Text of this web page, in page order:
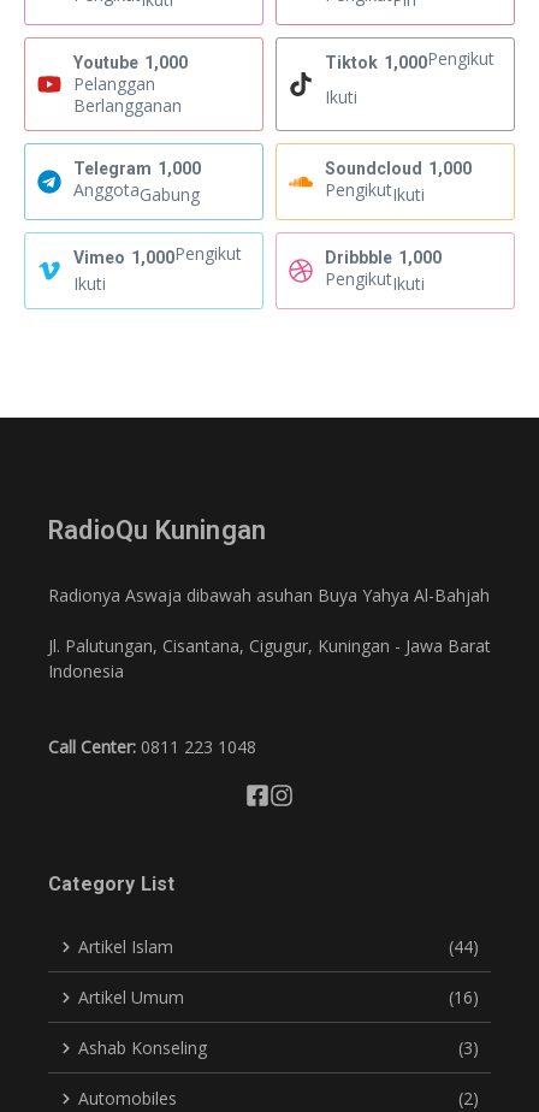
Youtube 1,000
Pelanggan
Berlangganan
Tiktok 1,000Pengikut
Ikuti
Telegram 1,000
AnggotaGabung
Soundcloud 1,000
PengikutIkuti
Vimeo 1,000Pengikut
Ikuti
Dribbble 1,000
PengikutIkuti
RadioQu Kuningan
Radionya Aswaja dibawah asuhan Buya Yahya Al-Bahjah
Jl. Palutungan, Cisantana, Cigugur, Kuningan - Jawa Barat
Indonesia
Call Center: 0811 223 1048
Category List
Artikel Islam (44)
Artikel Umum (16)
Ashab Konseling (3)
Automobiles (2)